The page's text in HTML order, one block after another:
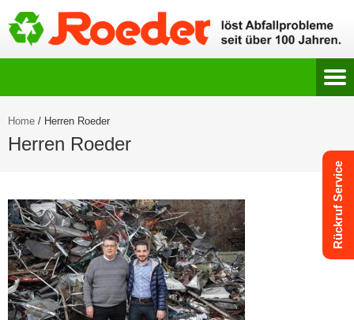
Home / Herren Roeder
Herren Roeder
Rückruf Service